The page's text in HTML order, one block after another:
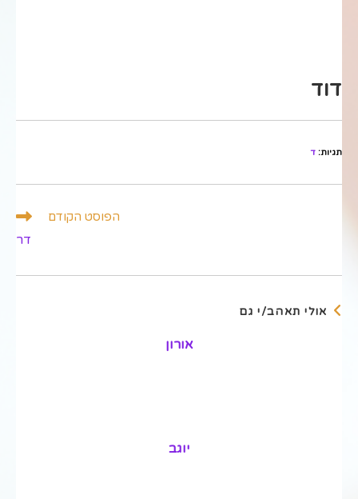
דוד
תגיות: ד
הפוסט הקודם
דר
אולי תאהב/י גם
אורון
יוגב